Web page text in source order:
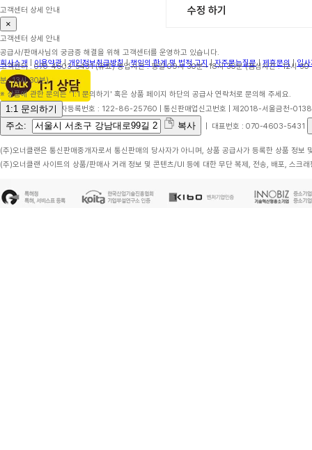
수정 하기